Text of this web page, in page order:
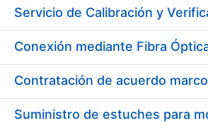
Suministro de estuches para